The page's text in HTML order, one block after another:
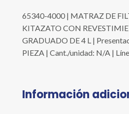
65340-4000 | MATRAZ DE
KITAZATO CON
GRADUADO DE 4 L |
PIEZA | Cant./unidad: N/A |
Información